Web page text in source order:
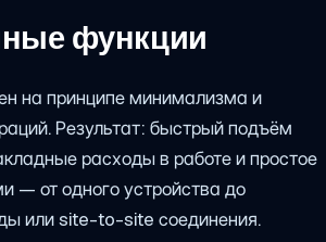
функции
на принципе минимализма и
Результат: быстрый подъём
расходы в работе и простое
— от одного устройства до
или site-to-site соединения.